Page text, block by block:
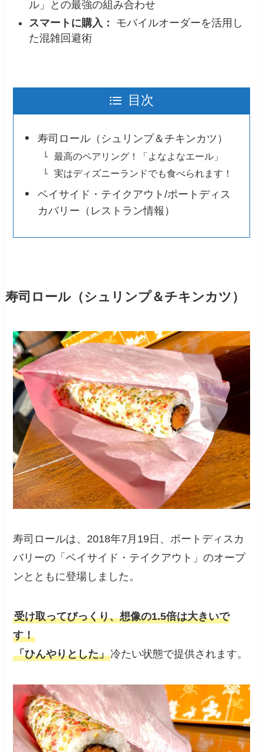
ル」との最強の組み合わせ
スマートに購入：
モバイルオーダーを活用し
た混雑回避術
目次
寿司ロール（シュリンプ＆チキンカツ）
最高のペアリング！「よなよなエール」
実はディズニーランドでも食べられます！
ベイサイド・テイクアウト/ポートディス
カバリー（レストラン情報）
寿司ロール（シュリンプ＆チキンカツ）
寿司ロールは、2018年7月19日、ポートディスカ
バリーの「ベイサイド・テイクアウト」のオープ
ンとともに登場しました。
受け取ってびっくり、想像の1.5倍は大きいで
す！
「ひんやりとした」冷たい状態で提供されます。